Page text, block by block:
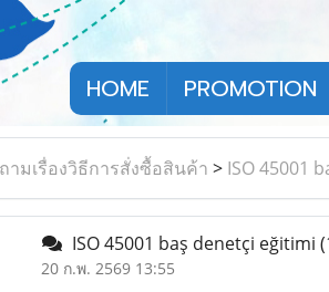
HOME PROMOTION
ามเรื่องวิธีการสั่งซื้อสินค้า > ISO 45001
ISO 45001 baş denetçi eğitimi
20 ก.พ. 2569 13:55